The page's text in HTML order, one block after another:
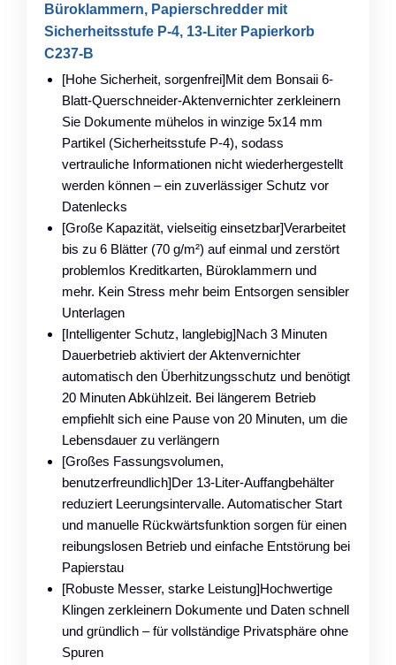
Büroklammern, Papierschredder mit
Sicherheitsstufe P-4, 13-Liter Papierkorb
C237-B
[Hohe Sicherheit, sorgenfrei]Mit dem Bonsaii 6-
Blatt-Querschneider-Aktenvernichter zerkleinern
Sie Dokumente mühelos in winzige 5x14 mm
Partikel (Sicherheitsstufe P-4), sodass
vertrauliche Informationen nicht wiederhergestellt
werden können – ein zuverlässiger Schutz vor
Datenlecks
[Große Kapazität, vielseitig einsetzbar]Verarbeitet
bis zu 6 Blätter (70 g/m²) auf einmal und zerstört
problemlos Kreditkarten, Büroklammern und
mehr. Kein Stress mehr beim Entsorgen sensibler
Unterlagen
[Intelligenter Schutz, langlebig]Nach 3 Minuten
Dauerbetrieb aktiviert der Aktenvernichter
automatisch den Überhitzungsschutz und benötigt
20 Minuten Abkühlzeit. Bei längerem Betrieb
empfiehlt sich eine Pause von 20 Minuten, um die
Lebensdauer zu verlängern
[Großes Fassungsvolumen,
benutzerfreundlich]Der 13-Liter-Auffangbehälter
reduziert Leerungsintervalle. Automatischer Start
und manuelle Rückwärtsfunktion sorgen für einen
reibungslosen Betrieb und einfache Entstörung bei
Papierstau
[Robuste Messer, starke Leistung]Hochwertige
Klingen zerkleinern Dokumente und Daten schnell
und gründlich – für vollständige Privatsphäre ohne
Spuren